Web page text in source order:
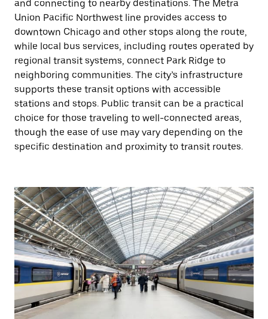
and connecting to nearby destinations. The Metra
Union Pacific Northwest line provides access to
downtown Chicago and other stops along the route,
while local bus services, including routes operated by
regional transit systems, connect Park Ridge to
neighboring communities. The city’s infrastructure
supports these transit options with accessible
stations and stops. Public transit can be a practical
choice for those traveling to well-connected areas,
though the ease of use may vary depending on the
specific destination and proximity to transit routes.